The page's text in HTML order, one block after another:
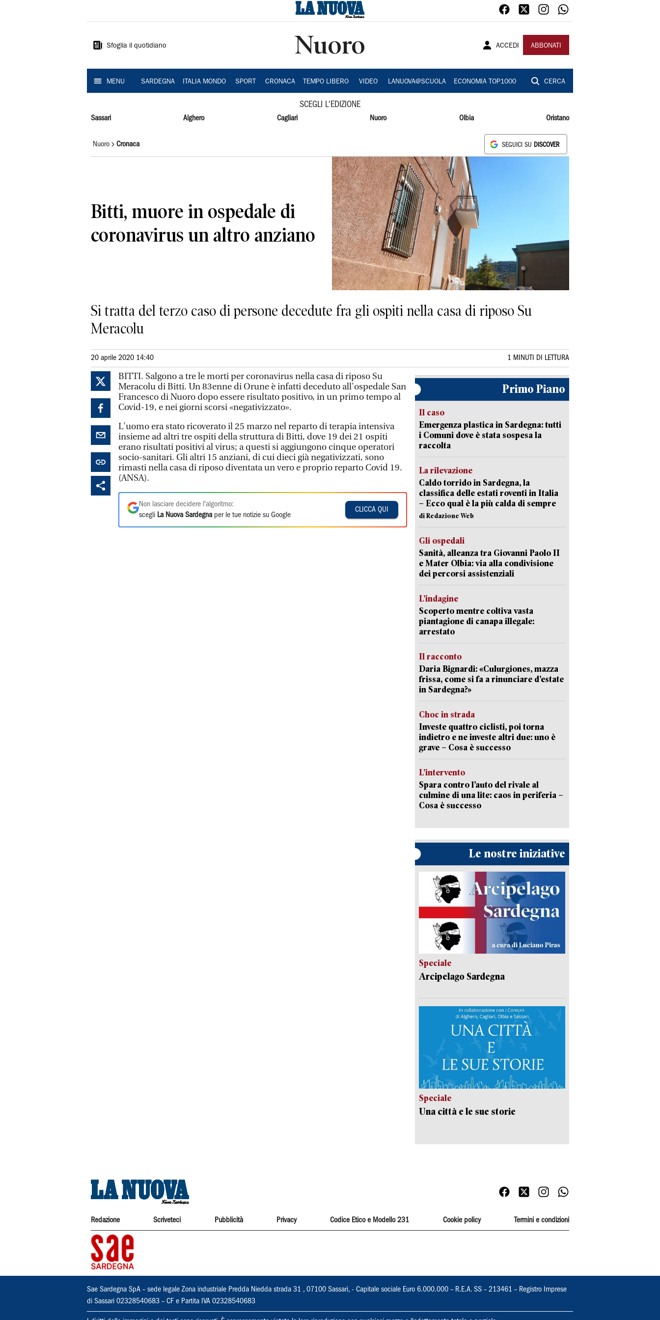
Sardegna
Sfoglia il quotidiano Nuoro ACCEDI ABBONATI
MENU SARDEGNA ITALIA MONDO SPORT CRONACA TEMPO LIBERO VIDEO LANUOVA@SCUOLA ECONOMIA TOP1000 CERCA
SCEGLI L'EDIZIONE
Sassari Alghero Cagliari Nuoro Olbia Oristano
Nuoro Cronaca SEGUICI SU DISCOVER
Bitti, muore in ospedale di
coronavirus un altro anziano
Si tratta del terzo caso di persone decedute fra gli ospiti nella casa di riposo Su
Meracolu
20 aprile 2020 14:40 1 MINUTI DI LETTURA
BITTI. Salgono a tre le morti per coronavirus nella casa di riposo Su
Meracolu di Bitti. Un 83enne di Orune è infatti deceduto all'ospedale San
Francesco di Nuoro dopo essere risultato positivo, in un primo tempo al
Covid-19, e nei giorni scorsi «negativizzato».
L'uomo era stato ricoverato il 25 marzo nel reparto di terapia intensiva
insieme ad altri tre ospiti della struttura di Bitti, dove 19 dei 21 ospiti
erano risultati positivi al virus; a questi si aggiungono cinque operatori
socio-sanitari. Gli altri 15 anziani, di cui dieci già negativizzati, sono
rimasti nella casa di riposo diventata un vero e proprio reparto Covid 19.
(ANSA).
Non lasciare decidere l'algoritmo:
scegli La Nuova Sardegna per le tue notizie su Google
CLICCA QUI
Primo Piano
Il caso
Emergenza plastica in Sardegna: tutti
i Comuni dove è stata sospesa la
raccolta
La rilevazione
Caldo torrido in Sardegna, la
classifica delle estati roventi in Italia
– Ecco qual è la più calda di sempre
di Redazione Web
Gli ospedali
Sanità, alleanza tra Giovanni Paolo II
e Mater Olbia: via alla condivisione
dei percorsi assistenziali
L’indagine
Scoperto mentre coltiva vasta
piantagione di canapa illegale:
arrestato
Il racconto
Daria Bignardi: «Culurgiones, mazza
frissa, come si fa a rinunciare d’estate
in Sardegna?»
Choc in strada
Investe quattro ciclisti, poi torna
indietro e ne investe altri due: uno è
grave – Cosa è successo
L’intervento
Spara contro l’auto del rivale al
culmine di una lite: caos in periferia –
Cosa è successo
Le nostre iniziative
Speciale
Arcipelago Sardegna
Speciale
Una città e le sue storie
Redazione Scriveteci Pubblicità Privacy Codice Etico e Modello 231 Cookie policy Termini e condizioni
Sae Sardegna SpA – sede legale Zona industriale Predda Niedda strada 31 , 07100 Sassari, - Capitale sociale Euro 6.000.000 – R.E.A. SS – 213461 – Registro Imprese
di Sassari 02328540683 – CF e Partita IVA 02328540683